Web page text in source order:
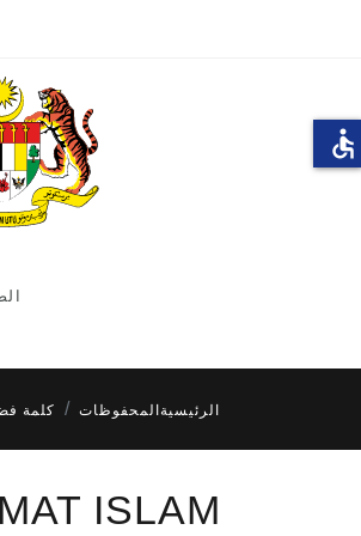
الرئيسية المحفوظات كلمة
ISLAM
accessible